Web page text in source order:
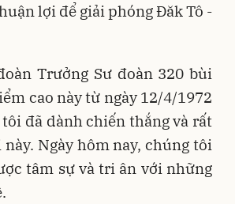
lợi để giải phóng Đăk Tô -
Trưởng Sư đoàn 320 bùi
cao này từ ngày 12/4/1972
đã dành chiến thắng và rất
Ngày hôm nay, chúng tôi
tâm sự và tri ân với những